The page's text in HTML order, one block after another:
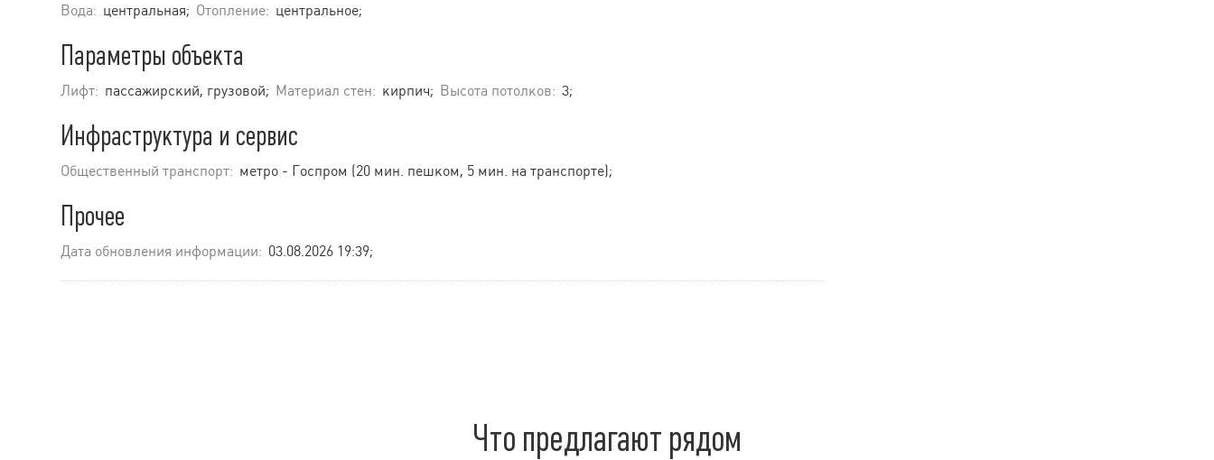
Вода: центральная; Отопление: центральное;
Параметры объекта
Лифт: пассажирский, грузовой; Материал стен: кирпич; Высота потолков: 3;
Инфраструктура и сервис
Общественный транспорт: метро - Госпром (20 мин. пешком, 5 мин. на транспорте);
Прочее
Дата обновления информации: 03.08.2026 19:39;
Что предлагают рядом